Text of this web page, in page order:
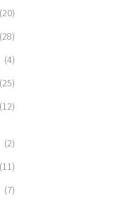
(20)
(28)
(4)
(25)
(12)
(2)
(11)
(7)